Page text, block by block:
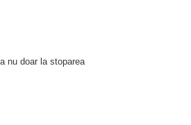
nu doar la stoparea